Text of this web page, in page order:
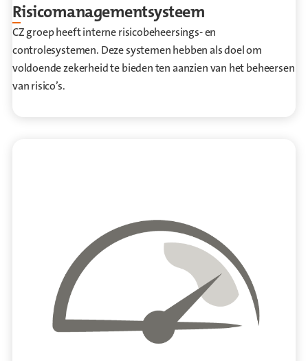
Risico­management­systeem
CZ groep heeft interne risicobeheersings- en
controlesystemen. Deze systemen hebben als doel om
voldoende zekerheid te bieden ten aanzien van het beheersen
van risico’s.